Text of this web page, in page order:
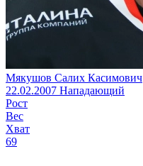
Мякушов Салих Касимович
22.02.2007 Нападающий
Рост
Вес
Хват
69